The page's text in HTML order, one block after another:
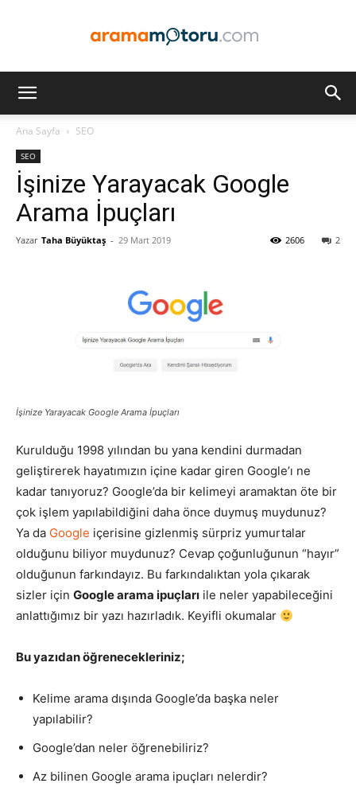
ve
–
SEO,
SEM,
Tasarım,
Ana Sayfa SEO
SEO
İşinize Yarayacak Google
Arama İpuçları
Yazar Taha Büyüktaş - 29 Mart 2019 2
2606
İşinize Yarayacak Google Arama İpuçları
Kurulduğu 1998 yılından bu yana kendini durmadan
geliştirerek hayatımızın içine kadar giren Google’ı ne
kadar tanıyoruz? Google’da bir kelimeyi aramaktan öte bir
çok işlem yapılabildiğini daha önce duymuş muydunuz?
Ya da Google içerisine gizlenmiş sürpriz yumurtalar
olduğunu biliyor muydunuz? Cevap çoğunluğunun “hayır”
olduğunun farkındayız. Bu farkındalıktan yola çıkarak
sizler için Google arama ipuçları ile neler yapabileceğini
anlattığımız bir yazı hazırladık. Keyifli okumalar
Bu yazıdan öğrenecekleriniz;
Kelime arama dışında Google’da başka neler
yapılabilir?
Google’dan neler öğrenebiliriz?
Az bilinen Google arama ipuçları nelerdir?